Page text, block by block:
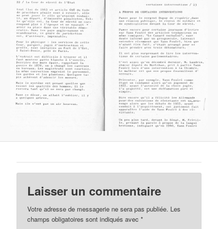
Laisser un commentaire
Votre adresse de messagerie ne sera pas publiée. Les
champs obligatoires sont indiqués avec*